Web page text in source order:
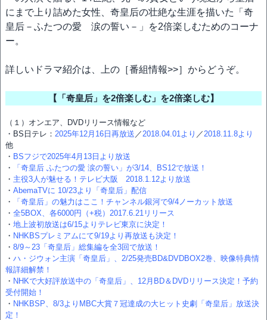
にまで上り詰めた女性、奇皇后の壮絶な生涯を描いた「奇
皇后－ふたつの愛 涙の誓い－」を2倍楽しむためのコーナ
ー。
詳しいドラマ紹介は、上の［番組情報>>］からどうぞ。
【「奇皇后」を2倍楽しむ」を2倍楽しむ】
（１）オンエア、DVDリリース情報など
・BS日テレ： 2025年12月16日再放送 ／2018.04.01より ／2018.11.8より
他
・ BSフジで2025年4月13日より放送
・
「奇皇后 ふたつの愛 涙の誓い」が3/14、BS12で放送！
・ 主役3人が魅せる！テレビ大阪 2018.1.12より放送
・ AbemaTVに 10/23より「奇皇后」配信
・
「奇皇后」の魅力はここ！チャンネル銀河で9/4ノーカット放送
・ 全5BOX、各6000円（+税）2017.6.21リリース
・ 地上波初放送は6/15よりテレビ東京に決定！
・ NHKBSプレミアムにて9/19より再放送も決定！
・ 8/9～23「奇皇后」総集編を全3回で放送！
・ ハ・ジウォン主演「奇皇后」、2/25発売BD&DVDBOX2巻、映像特典情
報詳細解禁！
・ NHKで大好評放送中の「奇皇后」、12月BD＆DVDリリース決定！予約
受付開始！
・ NHKBSP、8/3よりMBC大賞７冠達成の大ヒット史劇「奇皇后」放送決
定！